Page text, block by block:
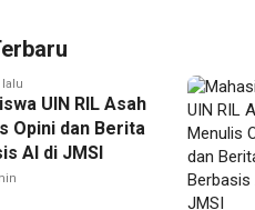
UIN RIL Asah
Opini dan Berita
AI di JMSI